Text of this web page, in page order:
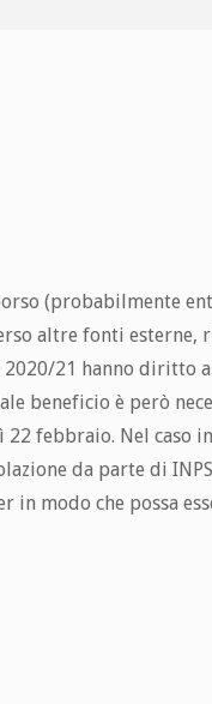
(probabilmente
altre fonti esterne,
2020/21 hanno diritto
beneficio è però
febbraio. Nel caso
da parte di
modo che possa